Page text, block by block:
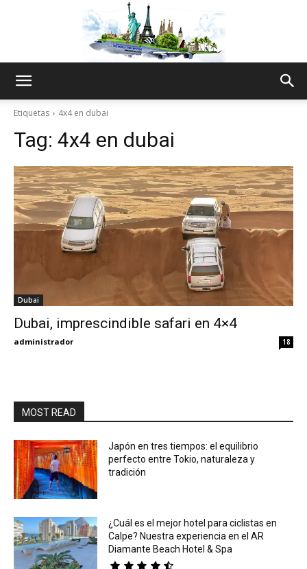
Thru
My
Etiquetas 4x4 en dubai
Tag: 4x4 en dubai
Dubai
Dubai, imprescindible safari en 4×4
administrador 18
MOST READ
Japón en tres tiempos: el equilibrio
perfecto entre Tokio, naturaleza y
tradición
¿Cuál es el mejor hotel para ciclistas en
Calpe? Nuestra experiencia en el AR
Diamante Beach Hotel & Spa